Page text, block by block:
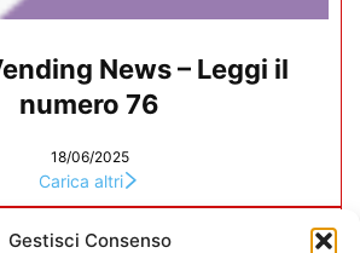
Gestisci Consenso
News – Leggi il
numero 76
18/06/2025
Carica altri